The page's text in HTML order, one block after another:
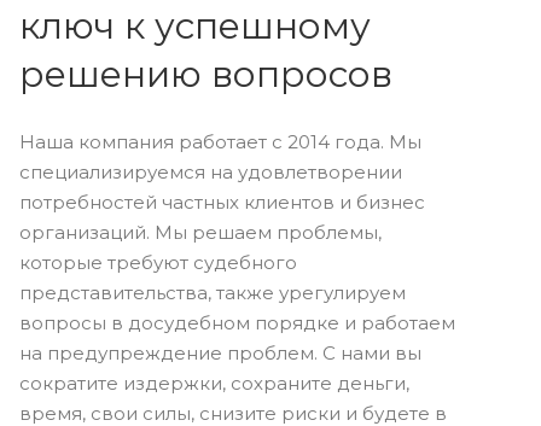
ключ к успешному
решению вопросов
Наша компания работает с 2014 года. Мы
специализируемся на удовлетворении
потребностей частных клиентов и бизнес
организаций. Мы решаем проблемы,
которые требуют судебного
представительства, также урегулируем
вопросы в досудебном порядке и работаем
на предупреждение проблем. С нами вы
сократите издержки, сохраните деньги,
время, свои силы, снизите риски и будете в